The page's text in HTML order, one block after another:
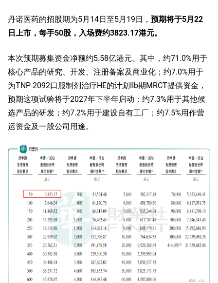
丹诺医药的招股期为5月14日至5月19日， 预期将于5月22
日上市，每手50股，入场费约3823.17港元。
本次预期募集资金净额约5.58亿港元。其中，约71.0%用于
核心产品的研究、开发、注册备案及商业化；约7.0%用于
为TNP-2092口服制剂治疗HE的计划IIb期MRCT提供资金，
预期这项试验将于2027年下半年启动；约7.3%用于其他候
选产品的研发；约7.2%用于建设自有工厂；约7.5%用作营
运资金及一般公司用途。